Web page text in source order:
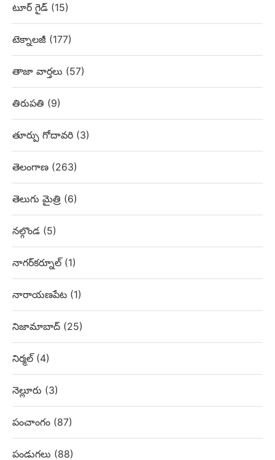
టూర్ గైడ్ (15)
టెక్నాలజీ (177)
తాజా వార్తలు (57)
తిరుపతి (9)
తూర్పు గోదావరి (3)
తెలంగాణ (263)
తెలుగు మైత్రి (6)
నల్గొండ (5)
నాగర్‌కర్నూల్ (1)
నారాయణపేట (1)
నిజామాబాద్ (25)
నిర్మల్ (4)
నెల్లూరు (3)
పంచాంగం (87)
పండుగలు (88)